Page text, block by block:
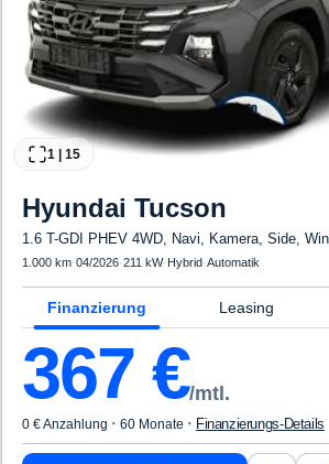
1 15
Hyundai Tucson
1.6 T-GDI PHEV 4WD, Navi, Kamera, Side,
1.000 km·04/2026·211 kW· Hybrid·Automatik
Finanzierung Leasing
367 €/mtl.
0 € Anzahlung · 60 Monate · Finanzierungs-Details